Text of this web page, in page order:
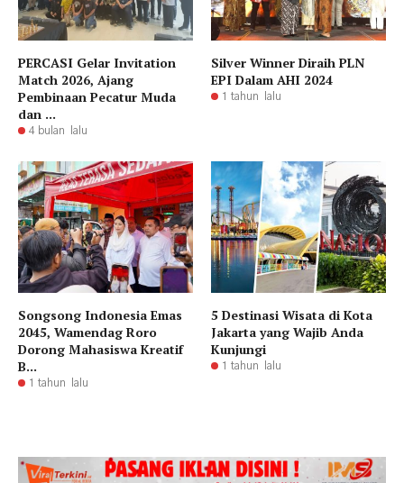
PERCASI Gelar Invitation
Match 2026, Ajang
Pembinaan Pecatur Muda
dan ...
4 bulan lalu
Silver Winner Diraih PLN
EPI Dalam AHI 2024
1 tahun lalu
Songsong Indonesia Emas
2045, Wamendag Roro
Dorong Mahasiswa Kreatif
B...
1 tahun lalu
5 Destinasi Wisata di Kota
Jakarta yang Wajib Anda
Kunjungi
1 tahun lalu